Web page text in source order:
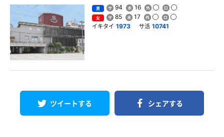
男 94 16
女 85 17
イキタイ 1973 サ活 10741
ツイートする シェアする